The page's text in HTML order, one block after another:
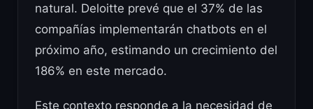
natural. Deloitte prevé que el 37% de las
compañías implementarán chatbots en el
próximo año, estimando un crecimiento del
186% en este mercado.
Este contexto responde a la necesidad de